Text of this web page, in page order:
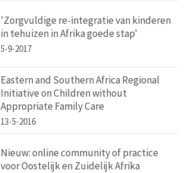
'Zorgvuldige re-integratie van kinderen
in tehuizen in Afrika goede stap'
5-9-2017
Eastern and Southern Africa Regional
Initiative on Children without
Appropriate Family Care
13-5-2016
Nieuw: online community of practice
voor Oostelijk en Zuidelijk Afrika